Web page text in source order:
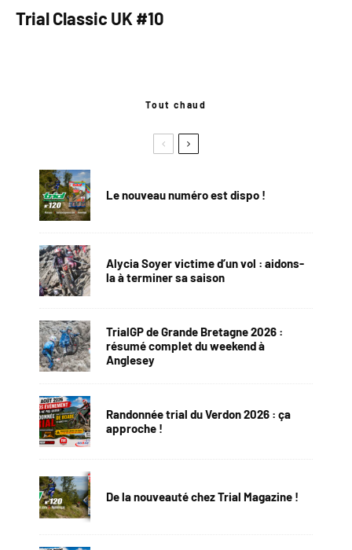
Trial Classic UK #10
Tout chaud
Le nouveau numéro est dispo !
Alycia Soyer victime d’un vol : aidons-
la à terminer sa saison
TrialGP de Grande Bretagne 2026 :
résumé complet du weekend à
Anglesey
Randonnée trial du Verdon 2026 : ça
approche !
De la nouveauté chez Trial Magazine !